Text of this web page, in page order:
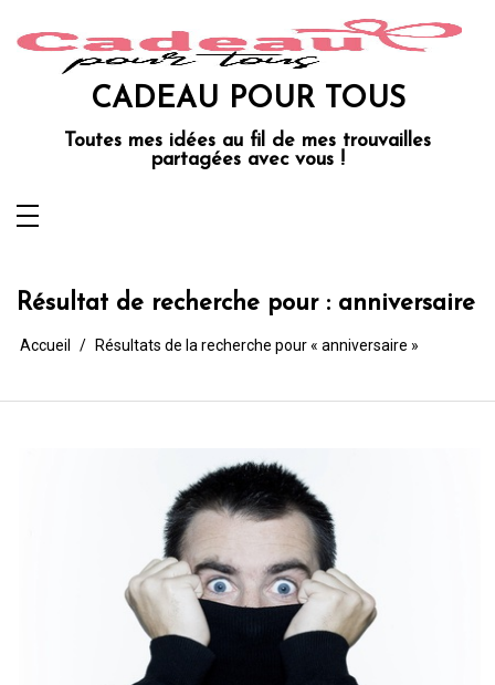
contenu
CADEAU POUR TOUS
Toutes mes idées au fil de mes trouvailles
partagées avec vous !
Résultat de recherche pour : anniversaire
Accueil Résultats de la recherche pour « anniversaire »